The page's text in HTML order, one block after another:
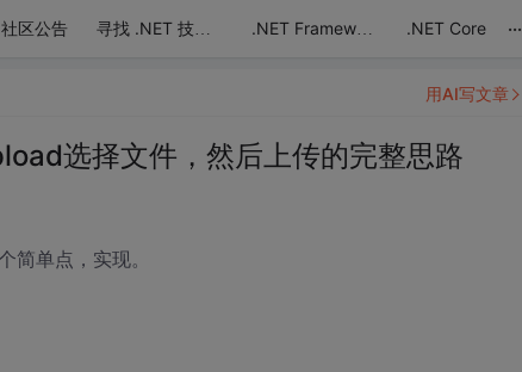
社区公告 寻找 .NET 技术达人 .NET Framework .NET Core ...
选择文件，然后上传的完整思路
单点，实现。
用AI写文章